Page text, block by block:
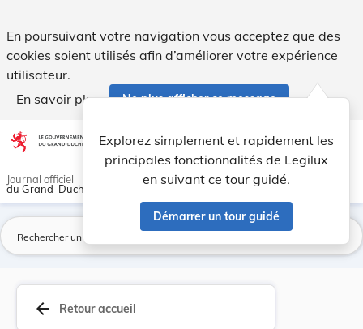
En poursuivant votre navigation vous acceptez que des
cookies soient utilisés afin d’améliorer votre expérience
utilisateur.
En savoir plus
Ne plus afficher ce message
Aller au contenu account_circle help Aide
Explorez simplement et rapidement les
principales fonctionnalités de Legilux
en suivant ce tour guidé.
Démarrer un tour guidé
light_mode dark_mode
Journal officiel
du Grand-Duché de Luxembourg
arrow_back Retour accueil